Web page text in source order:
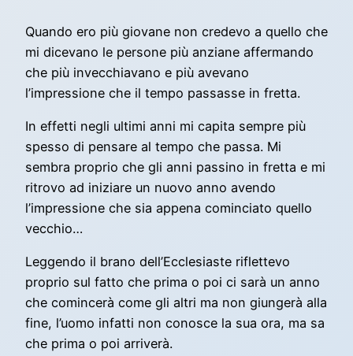
Quando ero più giovane non credevo a quello che
mi dicevano le persone più anziane affermando
che più invecchiavano e più avevano
l’impressione che il tempo passasse in fretta.
In effetti negli ultimi anni mi capita sempre più
spesso di pensare al tempo che passa. Mi
sembra proprio che gli anni passino in fretta e mi
ritrovo ad iniziare un nuovo anno avendo
l’impressione che sia appena cominciato quello
vecchio…
Leggendo il brano dell’Ecclesiaste riflettevo
proprio sul fatto che prima o poi ci sarà un anno
che comincerà come gli altri ma non giungerà alla
fine, l’uomo infatti non conosce la sua ora, ma sa
che prima o poi arriverà.